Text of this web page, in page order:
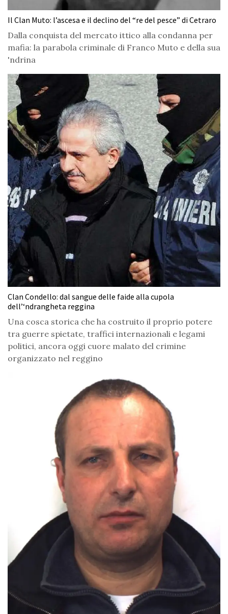
Il Clan Muto: l’ascesa e il declino del “re del pesce” di Cetraro
Dalla conquista del mercato ittico alla condanna per
mafia: la parabola criminale di Franco Muto e della sua
'ndrina
Clan Condello: dal sangue delle faide alla cupola
dell’‘ndrangheta reggina
Una cosca storica che ha costruito il proprio potere
tra guerre spietate, traffici internazionali e legami
politici, ancora oggi cuore malato del crimine
organizzato nel reggino